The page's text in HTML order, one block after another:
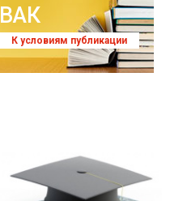
ВАК
К условиям публикации